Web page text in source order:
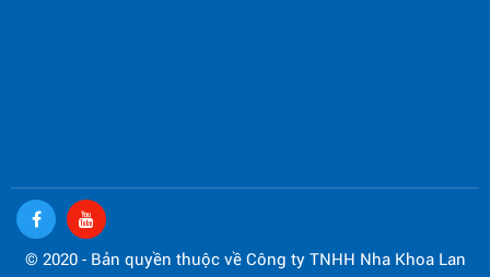
© 2020 - Bản quyền thuộc về Công ty TNHH Nha Khoa Lan